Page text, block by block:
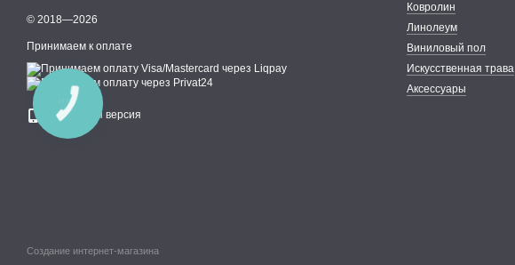
© 2018—2026
Принимаем к оплате
Мобильная версия
Ковролин
Линолеум
Виниловый пол
Искусственная трава
Аксессуары
Создание интернет-магазина
КНОПКА
СВЯЗИ